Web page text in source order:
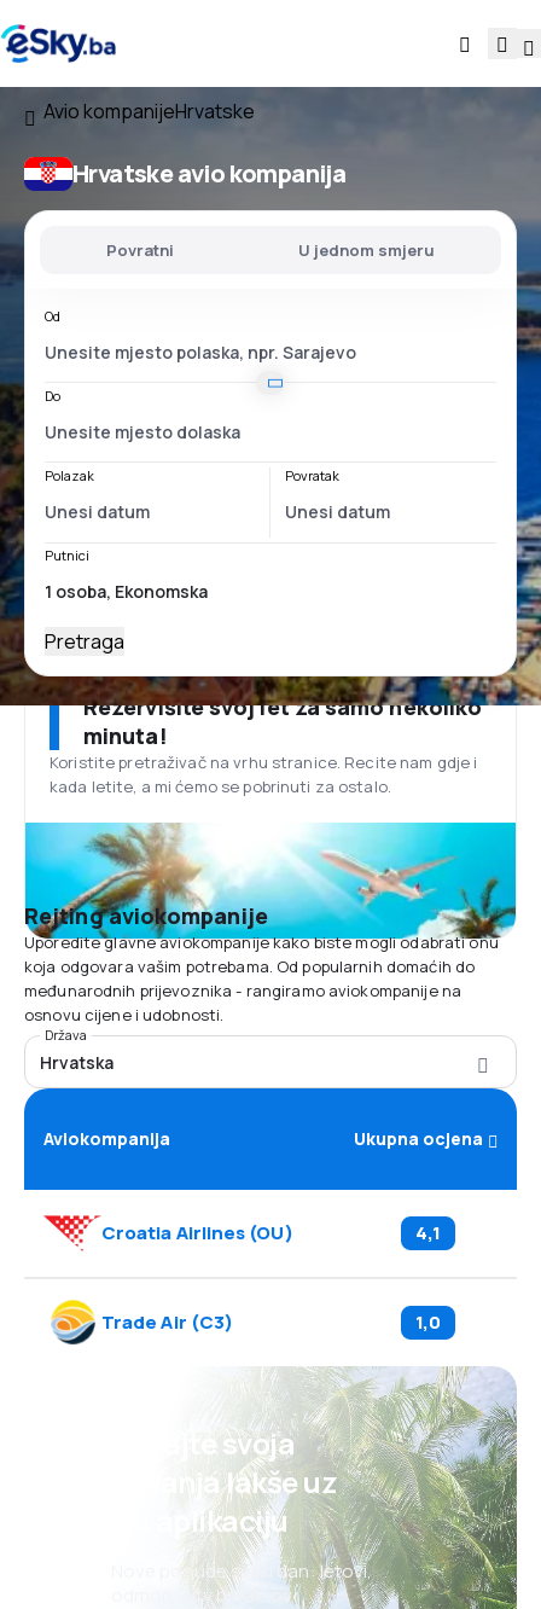
Avio kompanijeHrvatske
Hrvatske avio kompanija
Povratni U jednom smjeru
Od
Do
Polazak Povratak
Putnici
Pretraga
Rezervišite svoj let za samo nekoliko
minuta!
Koristite pretraživač na vrhu stranice. Recite nam gdje i
kada letite, a mi ćemo se pobrinuti za ostalo.
Rejting aviokompanije
Uporedite glavne aviokompanije kako biste mogli odabrati onu
koja odgovara vašim potrebama. Od popularnih domaćih do
međunarodnih prijevoznika - rangiramo aviokompanije na
osnovu cijene i udobnosti.
Država
Hrvatska
Aviokompanija Ukupna ocjena
Croatia Airlines (OU) 4,1
Trade Air (C3) 1,0
Planirajte svoja
putovanja lakše uz
našu aplikaciju
Nove ponude svaki dan: letovi,
odmori, city break-ovi